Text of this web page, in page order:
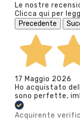
Le nostre
Clicca qui per
Precedente
17 Maggio 2026
Ho acquistato
sono perfette,
Acquirente